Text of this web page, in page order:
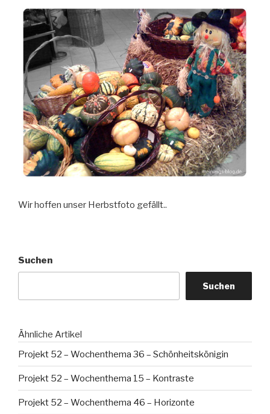
Wir hoffen unser Herbstfoto gefällt..
Suchen
Suchen
Ähnliche Artikel
Projekt 52 – Wochenthema 36 – Schönheitskönigin
Projekt 52 – Wochenthema 15 – Kontraste
Projekt 52 – Wochenthema 46 – Horizonte